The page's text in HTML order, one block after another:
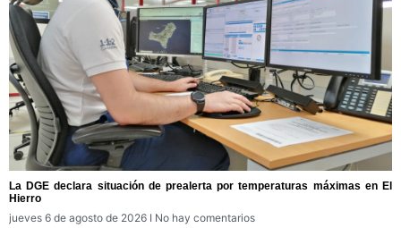
La DGE declara situación de prealerta por temperaturas máximas en El
Hierro
jueves 6 de agosto de 2026
No hay comentarios